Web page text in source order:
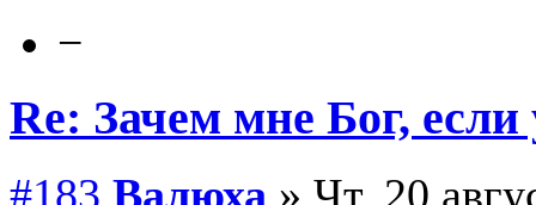
−
Re: Зачем мне Бог,
#183 Валюха » Чт, 20